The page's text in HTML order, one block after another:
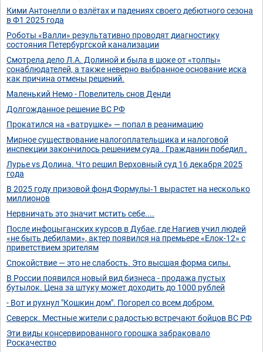
Кими Антонелли о взлётах и падениях своего дебютного сезона
в Ф1 2025 года
Роботы «Валли» результативно проводят диагностику
состояния Петербургской канализации
Смотрела дело Л.А. Долиной и была в шоке от «толпы»
сонаблюдателей, а также неверно выбранное основание иска
как причина отмены решений.
Маленький Немо - Повелитель снов Денди
Долгожданное решение ВС РФ
Прокатился на «ватрушке» — попал в реанимацию
Мирное существование налогоплательщика и налоговой
инспекции закончилось решением суда . Гражданин победил .
Лурье vs Долина. Что решил Верховный суд 16 декабря 2025
года
В 2025 году призовой фонд Формулы‑1 вырастет на несколько
миллионов
Нервничать это значит мстить себе....
После инфоцыганских курсов в Дубае, где Нагиев учил людей
«не быть дебилами», актер появился на премьере «Елок-12» с
приветствием зрителям
Спокойствие — это не слабость. Это высшая форма силы.
В России появился новый вид бизнеса - продажа пустых
бутылок. Цена за штуку может доходить до 1000 рублей
- Вот и рухнул "Кошкин дом". Погорел со всем добром.
Северск. Местные жители с радостью встречают бойцов ВС РФ
Эти виды консервированного горошка забраковало
Роскачество